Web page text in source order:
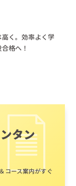
く。効率よく学
格へ！
タン
コース案内がすぐ